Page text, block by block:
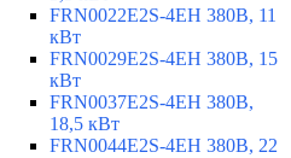
FRN0022E2S-4EH 380В, 11
кВт
FRN0029E2S-4EH 380В, 15
кВт
FRN0037E2S-4EH 380В,
18,5 кВт
FRN0044E2S-4EH 380В, 22